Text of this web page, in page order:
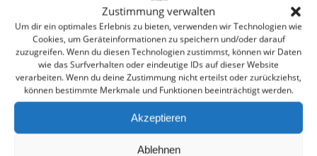
Zustimmung verwalten
Um dir ein optimales Erlebnis zu bieten, verwenden wir Technologien wie
Cookies, um Geräteinformationen zu speichern und/oder darauf
zuzugreifen. Wenn du diesen Technologien zustimmst, können wir Daten
wie das Surfverhalten oder eindeutige IDs auf dieser Website
verarbeiten. Wenn du deine Zustimmung nicht erteilst oder zurückziehst,
können bestimmte Merkmale und Funktionen beeinträchtigt werden.
Akzeptieren
Ablehnen
Aktuelle Projekte des Vereins sind….
Beschaffung von medizinischen Geräten über
Medikamente bis hin zu Rehatechnik
Aufbau einer humanitären Bäckerei in Srebrenica
Sammlung von Lern- und Lehrmaterial und Verteilung in
Schulen
Dirk Planert hat seinen Verein und dessen Hilfsprojekte im
Rahmen eines Gästeabends der Freimaurerloge „Zur